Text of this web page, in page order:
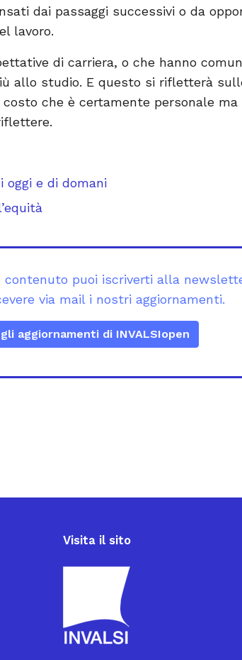
dai passaggi successivi o da
lavoro.
di carriera, o che hanno
allo studio. E questo si rifletterà
che è certamente personale ma
oggi e di domani
puoi iscriverti alla
via mail i nostri aggiornamenti.
aggiornamenti di INVALSIopen
Visita il sito